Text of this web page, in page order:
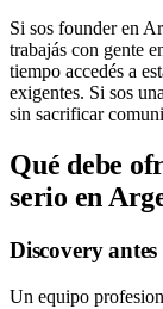
Si sos founder en
trabajás con gente
tiempo accedés a
exigentes. Si sos
sin sacrificar
Qué debe
serio en
Discovery
Un equipo